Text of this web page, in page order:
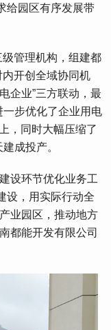
给园区有序发展带
管理机构，组建都
内开创全域协同机
企业”三方联动，最
步优化了企业用电
，同时大幅压缩了
成投产。
设环节优化业务工
设，用实际行动全
业园区，推动地方
都能开发有限公司